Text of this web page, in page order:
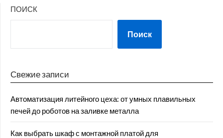
ПОИСК
Поиск
Свежие записи
Автоматизация литейного цеха: от умных плавильных
печей до роботов на заливке металла
Как выбрать шкаф с монтажной платой для